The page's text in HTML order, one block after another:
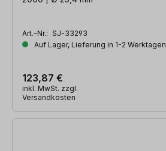
Art.-Nr.: SJ-33293
Auf Lager, Lieferung in 1-2 Werktagen
123,87 €
inkl. MwSt. zzgl.
Versandkosten